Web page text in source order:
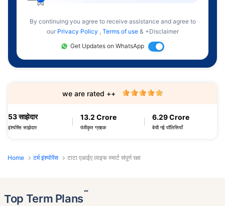
By continuing you agree to receive assistance and agree to
our Privacy Policy , Terms of use & +Disclaimer
Get Updates on WhatsApp
53 साझेदार
इंश्योरेंस साझेदार
13.2 Crore
पंजीकृत ग्राहक
6.29 Crore
बेची गई पॉलिसियाँ
we are rated ++
Home टर्म इंश्योरेंस टाटा एआईए लाइफ स्मार्ट संपूर्ण रक्षा
Top Term Plans˜